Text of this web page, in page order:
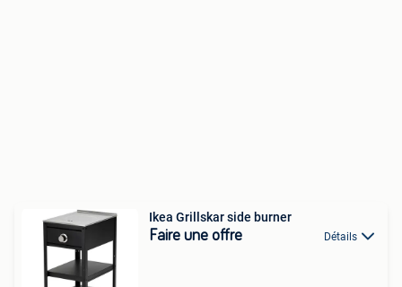
Ikea Grillskar side burner
Faire une offre Détails